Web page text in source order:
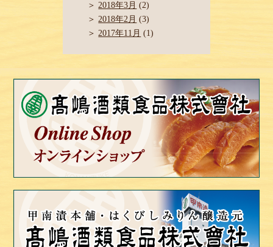
2018年3月 (2)
2018年2月 (3)
2017年11月 (1)